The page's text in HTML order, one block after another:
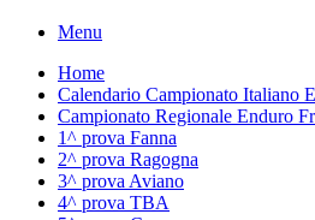
Menu
Home
Calendario Campionato Italiano
Campionato Regionale Enduro
1^ prova Fanna
2^ prova Ragogna
3^ prova Aviano
4^ prova TBA